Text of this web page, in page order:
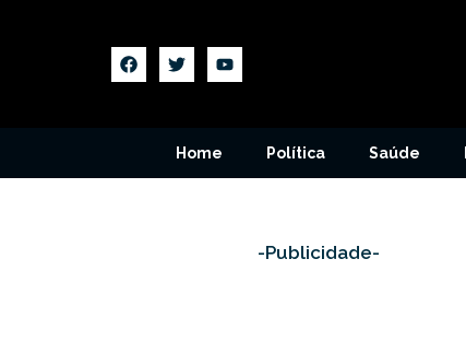
Home Política Saúde
-Publicidade-